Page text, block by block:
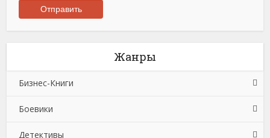
Жанры
Бизнес-Книги
Банковское дело
Бухучет, налогообложение, аудит
Боевики
Боевики: Прочее
Детективы